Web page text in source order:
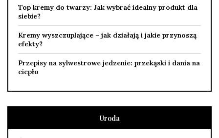
Top kremy do twarzy: Jak wybrać idealny produkt dla
siebie?
Kremy wyszczuplające – jak działają i jakie przynoszą
efekty?
Przepisy na sylwestrowe jedzenie: przekąski i dania na
ciepło
Uroda